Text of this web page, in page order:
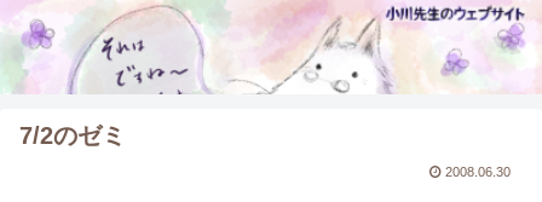
7/2のゼミ
2008.06.30